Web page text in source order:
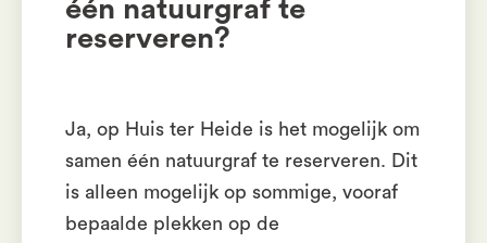
één natuurgraf te
reserveren?
Ja, op Huis ter Heide is het mogelijk om
samen één natuurgraf te reserveren. Dit
is alleen mogelijk op sommige, vooraf
bepaalde plekken op de